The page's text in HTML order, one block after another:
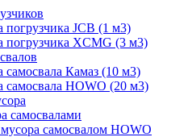
погрузчика JCB (1 м3)
погрузчика XCMG (3 м3)
самосвала Камаз (10 м3)
самосвала HOWO (20 м3)
самосвалами
самосвалом HOWO